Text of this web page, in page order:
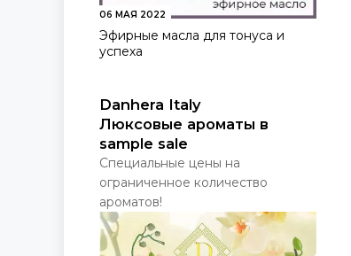
06 МАЯ 2022
Эфирные масла для тонуса и
успеха
Danhera Italy
Люксовые ароматы в
sample sale
Специальные цены на
ограниченное количество
ароматов!